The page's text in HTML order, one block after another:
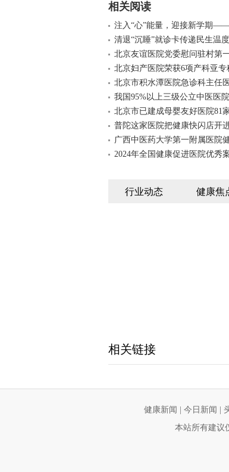
相关阅读
注入“心”能量，迎接新学期
清退“沉睡”就诊卡传递民生温度
北京友谊医院党委慰问驻村第
北京妇产医院荣获6项产科亚
北京市积水潭医院急诊科主
我国95%以上三级公立中医医
北京市已建成母婴友好医院81
普陀这家医院把健康快闪店开
广西中医药大学第一附属医院
2024年全国健康促进医院优秀
行业动态 健康焦
相关链接
健康新闻 今日新闻
本站所有建议